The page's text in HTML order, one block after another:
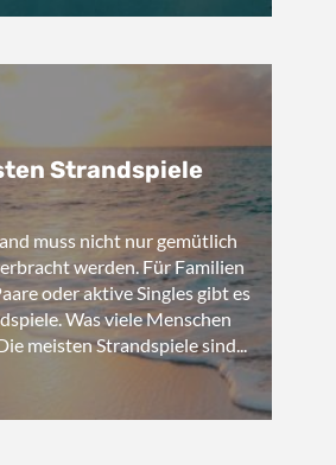
Strandspiele
muss nicht nur gemütlich
werden. Für Familien
oder aktive Singles gibt es
Was viele Menschen
meisten Strandspiele sind...